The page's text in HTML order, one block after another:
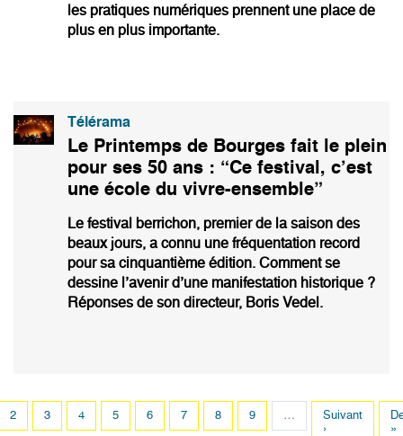
les pratiques numériques prennent une place de
plus en plus importante.
Télérama
Le Printemps de Bourges fait le plein
pour ses 50 ans : “Ce festival, c’est
une école du vivre-ensemble”
Le festival berrichon, premier de la saison des
beaux jours, a connu une fréquentation record
pour sa cinquantième édition. Comment se
dessine l’avenir d’une manifestation historique ?
Réponses de son directeur, Boris Vedel.
Pagination
Page
2 Page
3 Page
4 Page
5 Page
6 Page
7 Page
8 Page
9 …
Page
suivante
Suivant
›
»